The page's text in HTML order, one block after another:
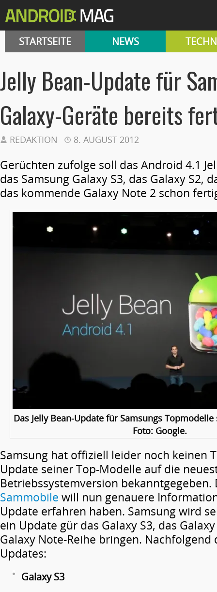
STARTSEITE NEWS
Jelly Bean-Update für
Galaxy-Geräte bereits
REDAKTION 8. AUGUST 2012
Gerüchten zufolge soll das Android 4.1
das Samsung Galaxy S3, das Galaxy S2,
das kommende Galaxy Note 2 schon
Das Jelly Bean-Update für Samsungs
Foto: Google.
Samsung hat offiziell leider noch keinen
Update seiner Top-Modelle auf die
Betriebssystemversion bekanntgegeben.
Sammobile will nun genauere
Update erfahren haben. Samsung wird
ein Update gür das Galaxy S3, das
Galaxy Note-Reihe bringen. Nachfolgend
Updates:
Galaxy S3